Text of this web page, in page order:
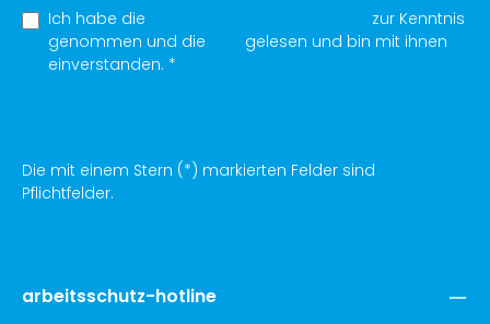
Ich habe die
zur Kenntnis
genommen und die
gelesen und bin mit ihnen
einverstanden. *
Die mit einem Stern (*) markierten Felder sind
Pflichtfelder.
arbeitsschutz-hotline